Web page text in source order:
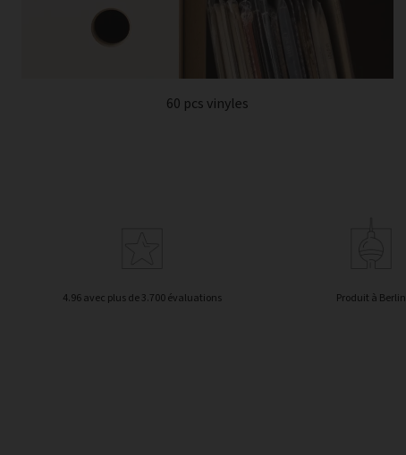
60 pcs vinyles
4.96 avec plus de 3.700 évaluations Produit à Berlin